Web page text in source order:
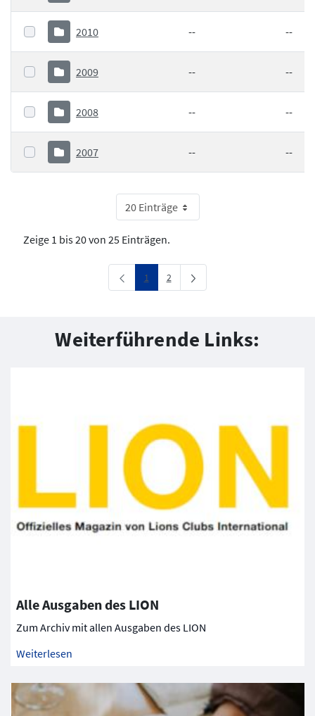
2010 -- --
2009 -- --
2008 -- --
2007 -- --
20 Einträge
Zeige 1 bis 20 von 25 Einträgen.
Seite
1 Seite
2
Weiterführende Links:
Alle Ausgaben des LION
Zum Archiv mit allen Ausgaben des LION
Weiterlesen